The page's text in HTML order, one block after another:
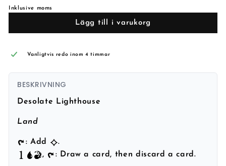
Inklusive moms
Lägg till i varukorg
Vanligtvis redo inom 4 timmar
BESKRIVNING
Desolate Lighthouse
Land
: Add
.
,
: Draw a card, then discard a card.